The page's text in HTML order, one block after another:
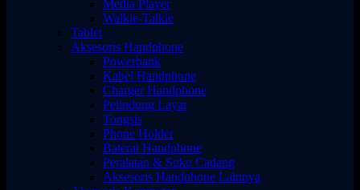
Media Player
Walkie-Talkie
Tablet
Aksesoris Handphone
Powerbank
Kabel Handphone
Charger Handphone
Pelindung Layar
Tongsis
Phone Holder
Baterai Handphone
Peralatan & Suku Cadang
Aksesoris Handphone Lainnya